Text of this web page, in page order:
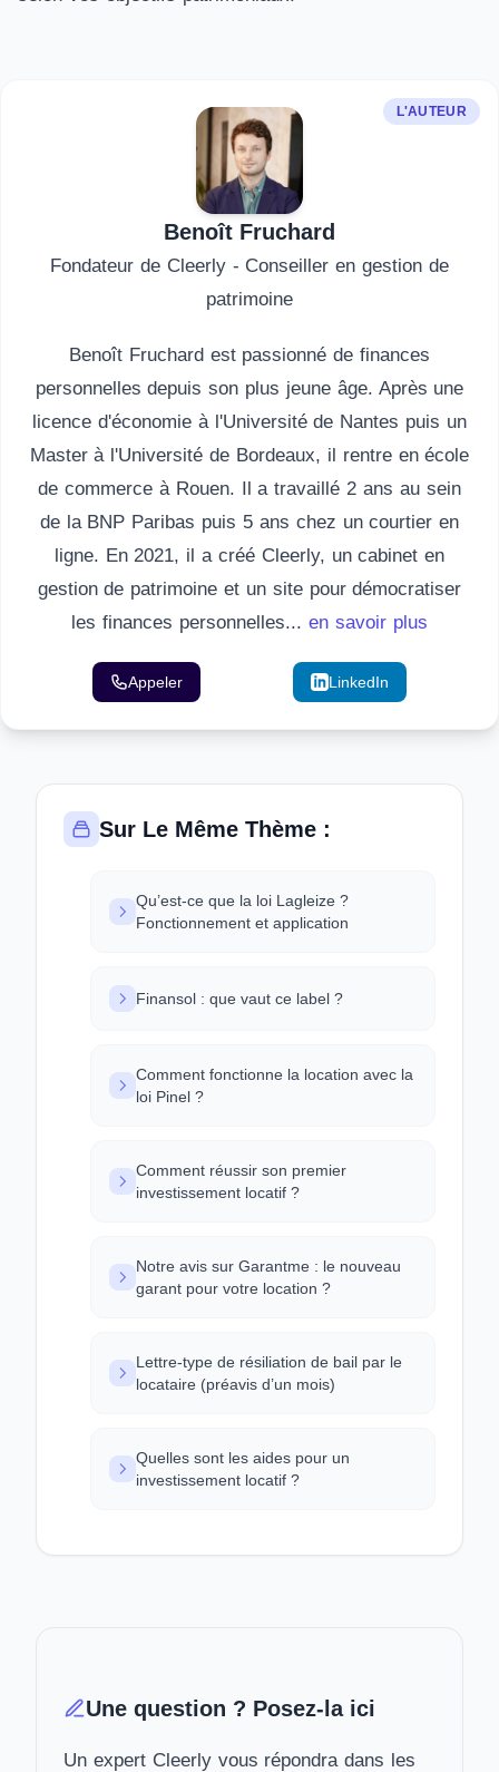
L'AUTEUR
Benoît Fruchard
Fondateur de Cleerly - Conseiller en gestion de
patrimoine
Benoît Fruchard est passionné de finances
personnelles depuis son plus jeune âge. Après une
licence d'économie à l'Université de Nantes puis un
Master à l'Université de Bordeaux, il rentre en école
de commerce à Rouen. Il a travaillé 2 ans au sein
de la BNP Paribas puis 5 ans chez un courtier en
ligne. En 2021, il a créé Cleerly, un cabinet en
gestion de patrimoine et un site pour démocratiser
les finances personnelles... en savoir plus
Appeler LinkedIn
Sur Le Même Thème :
Qu’est-ce que la loi Lagleize ?
Fonctionnement et application
Finansol : que vaut ce label ?
Comment fonctionne la location avec la
loi Pinel ?
Comment réussir son premier
investissement locatif ?
Notre avis sur Garantme : le nouveau
garant pour votre location ?
Lettre-type de résiliation de bail par le
locataire (préavis d’un mois)
Quelles sont les aides pour un
investissement locatif ?
Une question ? Posez-la ici
Un expert Cleerly vous répondra dans les